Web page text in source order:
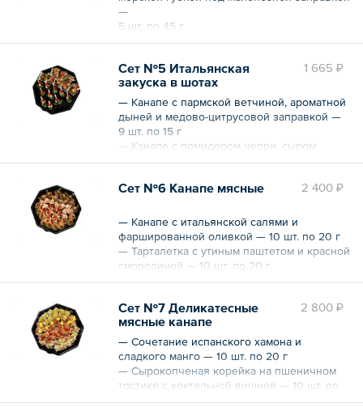
—
5 шт. по 45 г
— Классический английский салат с
граната — 5 шт. по 45 г
— Мясной салат с ростбифом, ананасом и
грецким орехом — 5 шт. по 45 г
Вес — 675 г
1 665 ₽
Сет №5 Итальянская
закуска в шотах
— Канапе с пармской ветчиной, ароматной
дыней и медово-цитрусовой заправкой —
9 шт. по 15 г
— Канапе с помидором черри, сыром
моцарелла и домашним песто — 9 шт. по
Вес — 370 г
2 400 ₽
Сет №6 Канапе мясные
— Канапе с итальянской салями и
фаршированной оливкой — 10 шт. по 20 г
— Тарталетка с утиным паштетом и красной
смородиной — 10 шт. по 20 г
— Канапе с куриным филе и томатом черри
— Пикантный карбонад с долькой
мандарина — 10 шт. по 20 г
Вес — 750 г
2 800 ₽
Сет №7 Деликатесные
мясные канапе
— Сочетание испанского хамона и
сладкого манго — 10 шт. по 20 г
— Сырокопченая корейка на пшеничном
тостике с коктельной вишней — 10 шт. по
20 г